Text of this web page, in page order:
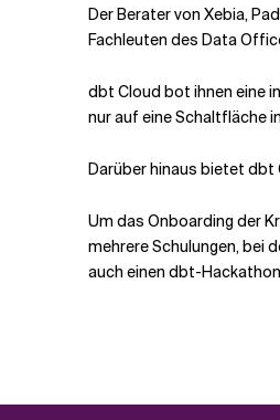
Der Berater von Xebia,
Fachleuten des Data
dbt Cloud bot ihnen eine
nur auf eine Schaltfläche
Darüber hinaus bietet dbt
Um das Onboarding der
mehrere Schulungen, bei
auch einen dbt-